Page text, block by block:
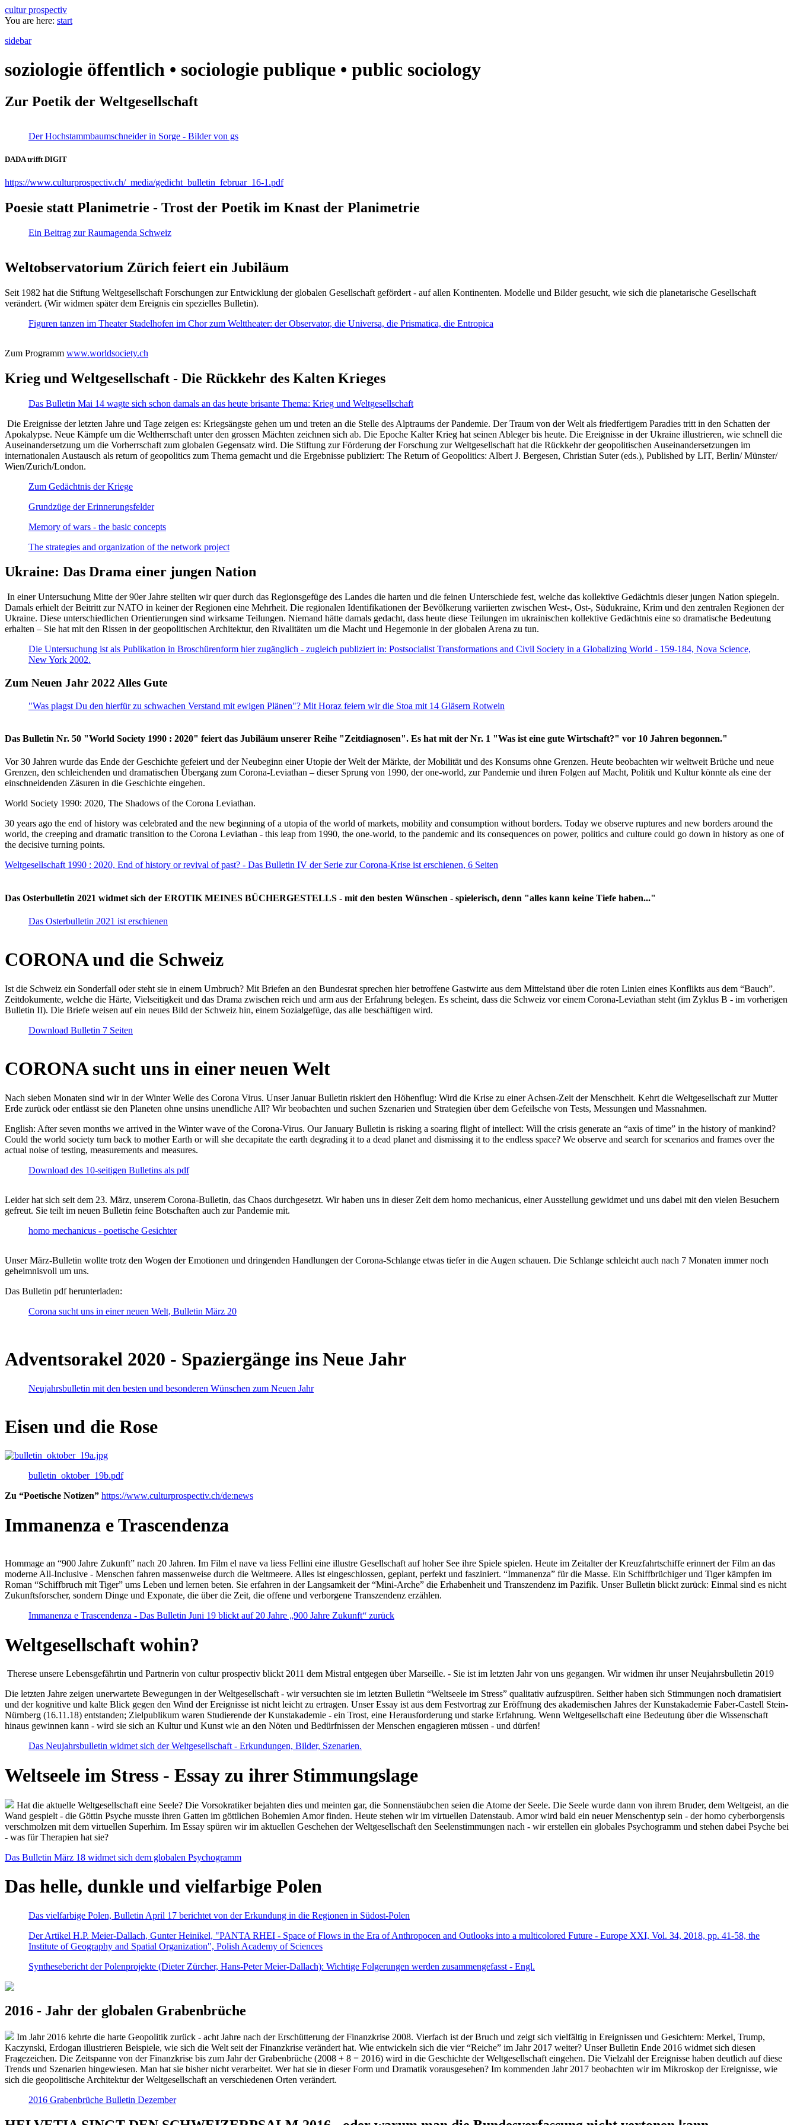
cultur prospectiv
You are here: start
sidebar
soziologie öffentlich • sociologie publique • public sociology
Zur Poetik der Weltgesellschaft
Der Hochstammbaumschneider in Sorge - Bilder von gs
DADA trifft DIGIT
https://www.culturprospectiv.ch/_media/gedicht_bulletin_februar_16-1.pdf
Poesie statt Planimetrie - Trost der Poetik im Knast der Planimetrie
Ein Beitrag zur Raumagenda Schweiz
Weltobservatorium Zürich feiert ein Jubiläum
Seit 1982 hat die Stiftung Weltgesellschaft Forschungen zur Entwicklung der globalen Gesellschaft gefördert - auf allen Kontinenten. Modelle und Bilder gesucht, wie sich die planetarische Gesellschaft
verändert. (Wir widmen später dem Ereignis ein spezielles Bulletin).
Figuren tanzen im Theater Stadelhofen im Chor zum Welttheater: der Observator, die Universa, die Prismatica, die Entropica
Zum Programm www.worldsociety.ch
Krieg und Weltgesellschaft - Die Rückkehr des Kalten Krieges
Das Bulletin Mai 14 wagte sich schon damals an das heute brisante Thema: Krieg und Weltgesellschaft
Die Ereignisse der letzten Jahre und Tage zeigen es: Kriegsängste gehen um und treten an die Stelle des Alptraums der Pandemie. Der Traum von der Welt als friedfertigem Paradies tritt in den Schatten der
Apokalypse. Neue Kämpfe um die Weltherrschaft unter den grossen Mächten zeichnen sich ab. Die Epoche Kalter Krieg hat seinen Ableger bis heute. Die Ereignisse in der Ukraine illustrieren, wie schnell die
Auseinandersetzung um die Vorherrschaft zum globalen Gegensatz wird. Die Stiftung zur Förderung der Forschung zur Weltgesellschaft hat die Rückkehr der geopolitischen Auseinandersetzungen im
internationalen Austausch als return of geopolitics zum Thema gemacht und die Ergebnisse publiziert: The Return of Geopolitics: Albert J. Bergesen, Christian Suter (eds.), Published by LIT, Berlin/ Münster/
Wien/Zurich/London.
Zum Gedächtnis der Kriege
Grundzüge der Erinnerungsfelder
Memory of wars - the basic concepts
The strategies and organization of the network project
Ukraine: Das Drama einer jungen Nation
In einer Untersuchung Mitte der 90er Jahre stellten wir quer durch das Regionsgefüge des Landes die harten und die feinen Unterschiede fest, welche das kollektive Gedächtnis dieser jungen Nation spiegeln.
Damals erhielt der Beitritt zur NATO in keiner der Regionen eine Mehrheit. Die regionalen Identifikationen der Bevölkerung variierten zwischen West-, Ost-, Südukraine, Krim und den zentralen Regionen der
Ukraine. Diese unterschiedlichen Orientierungen sind wirksame Teilungen. Niemand hätte damals gedacht, dass heute diese Teilungen im ukrainischen kollektive Gedächtnis eine so dramatische Bedeutung
erhalten – Sie hat mit den Rissen in der geopolitischen Architektur, den Rivalitäten um die Macht und Hegemonie in der globalen Arena zu tun.
Die Untersuchung ist als Publikation in Broschürenform hier zugänglich - zugleich publiziert in: Postsocialist Transformations and Civil Society in a Globalizing World - 159-184, Nova Science,
New York 2002.
Zum Neuen Jahr 2022 Alles Gute
"Was plagst Du den hierfür zu schwachen Verstand mit ewigen Plänen"? Mit Horaz feiern wir die Stoa mit 14 Gläsern Rotwein
Das Bulletin Nr. 50 "World Society 1990 : 2020" feiert das Jubiläum unserer Reihe "Zeitdiagnosen". Es hat mit der Nr. 1 "Was ist eine gute Wirtschaft?" vor 10 Jahren begonnen."
Vor 30 Jahren wurde das Ende der Geschichte gefeiert und der Neubeginn einer Utopie der Welt der Märkte, der Mobilität und des Konsums ohne Grenzen. Heute beobachten wir weltweit Brüche und neue
Grenzen, den schleichenden und dramatischen Übergang zum Corona-Leviathan – dieser Sprung von 1990, der one-world, zur Pandemie und ihren Folgen auf Macht, Politik und Kultur könnte als eine der
einschneidenden Zäsuren in die Geschichte eingehen.
World Society 1990: 2020, The Shadows of the Corona Leviathan.
30 years ago the end of history was celebrated and the new beginning of a utopia of the world of markets, mobility and consumption without borders. Today we observe ruptures and new borders around the
world, the creeping and dramatic transition to the Corona Leviathan - this leap from 1990, the one-world, to the pandemic and its consequences on power, politics and culture could go down in history as one of
the decisive turning points.
Weltgesellschaft 1990 : 2020, End of history or revival of past? - Das Bulletin IV der Serie zur Corona-Krise ist erschienen, 6 Seiten
Das Osterbulletin 2021 widmet sich der EROTIK MEINES BÜCHERGESTELLS - mit den besten Wünschen - spielerisch, denn "alles kann keine Tiefe haben..."
Das Osterbulletin 2021 ist erschienen
CORONA und die Schweiz
Ist die Schweiz ein Sonderfall oder steht sie in einem Umbruch? Mit Briefen an den Bundesrat sprechen hier betroffene Gastwirte aus dem Mittelstand über die roten Linien eines Konflikts aus dem “Bauch”.
Zeitdokumente, welche die Härte, Vielseitigkeit und das Drama zwischen reich und arm aus der Erfahrung belegen. Es scheint, dass die Schweiz vor einem Corona-Leviathan steht (im Zyklus B - im vorherigen
Bulletin II). Die Briefe weisen auf ein neues Bild der Schweiz hin, einem Sozialgefüge, das alle beschäftigen wird.
Download Bulletin 7 Seiten
CORONA sucht uns in einer neuen Welt
Nach sieben Monaten sind wir in der Winter Welle des Corona Virus. Unser Januar Bulletin riskiert den Höhenflug: Wird die Krise zu einer Achsen-Zeit der Menschheit. Kehrt die Weltgesellschaft zur Mutter
Erde zurück oder entlässt sie den Planeten ohne unsins unendliche All? Wir beobachten und suchen Szenarien und Strategien über dem Gefeilsche von Tests, Messungen und Massnahmen.
English: After seven months we arrived in the Winter wave of the Corona-Virus. Our January Bulletin is risking a soaring flight of intellect: Will the crisis generate an “axis of time” in the history of mankind?
Could the world society turn back to mother Earth or will she decapitate the earth degrading it to a dead planet and dismissing it to the endless space? We observe and search for scenarios and frames over the
actual noise of testing, measurements and measures.
Download des 10-seitigen Bulletins als pdf
Leider hat sich seit dem 23. März, unserem Corona-Bulletin, das Chaos durchgesetzt. Wir haben uns in dieser Zeit dem homo mechanicus, einer Ausstellung gewidmet und uns dabei mit den vielen Besuchern
gefreut. Sie teilt im neuen Bulletin feine Botschaften auch zur Pandemie mit.
homo mechanicus - poetische Gesichter
Unser März-Bulletin wollte trotz den Wogen der Emotionen und dringenden Handlungen der Corona-Schlange etwas tiefer in die Augen schauen. Die Schlange schleicht auch nach 7 Monaten immer noch
geheimnisvoll um uns.
Das Bulletin pdf herunterladen:
Corona sucht uns in einer neuen Welt, Bulletin März 20
Adventsorakel 2020 - Spaziergänge ins Neue Jahr
Neujahrsbulletin mit den besten und besonderen Wünschen zum Neuen Jahr
Eisen und die Rose
bulletin_oktober_19b.pdf
Zu “Poetische Notizen” https://www.culturprospectiv.ch/de:news
Immanenza e Trascendenza
Hommage an “900 Jahre Zukunft” nach 20 Jahren. Im Film el nave va liess Fellini eine illustre Gesellschaft auf hoher See ihre Spiele spielen. Heute im Zeitalter der Kreuzfahrtschiffe erinnert der Film an das
moderne All-Inclusive - Menschen fahren massenweise durch die Weltmeere. Alles ist eingeschlossen, geplant, perfekt und fasziniert. “Immanenza” für die Masse. Ein Schiffbrüchiger und Tiger kämpfen im
Roman “Schiffbruch mit Tiger” ums Leben und lernen beten. Sie erfahren in der Langsamkeit der “Mini-Arche” die Erhabenheit und Transzendenz im Pazifik. Unser Bulletin blickt zurück: Einmal sind es nicht
Zukunftsforscher, sondern Dinge und Exponate, die über die Zeit, die offene und verborgene Transzendenz erzählen.
Immanenza e Trascendenza - Das Bulletin Juni 19 blickt auf 20 Jahre „900 Jahre Zukunft“ zurück
Weltgesellschaft wohin?
Therese unsere Lebensgefährtin und Partnerin von cultur prospectiv blickt 2011 dem Mistral entgegen über Marseille. - Sie ist im letzten Jahr von uns gegangen. Wir widmen ihr unser Neujahrsbulletin 2019
Die letzten Jahre zeigen unerwartete Bewegungen in der Weltgesellschaft - wir versuchten sie im letzten Bulletin “Weltseele im Stress” qualitativ aufzuspüren. Seither haben sich Stimmungen noch dramatisiert
und der kognitive und kalte Blick gegen den Wind der Ereignisse ist nicht leicht zu ertragen. Unser Essay ist aus dem Festvortrag zur Eröffnung des akademischen Jahres der Kunstakademie Faber-Castell Stein-
Nürnberg (16.11.18) entstanden; Zielpublikum waren Studierende der Kunstakademie - ein Trost, eine Herausforderung und starke Erfahrung. Wenn Weltgesellschaft eine Bedeutung über die Wissenschaft
hinaus gewinnen kann - wird sie sich an Kultur und Kunst wie an den Nöten und Bedürfnissen der Menschen engagieren müssen - und dürfen!
Das Neujahrsbulletin widmet sich der Weltgesellschaft - Erkundungen, Bilder, Szenarien.
Weltseele im Stress - Essay zu ihrer Stimmungslage
Hat die aktuelle Weltgesellschaft eine Seele? Die Vorsokratiker bejahten dies und meinten gar, die Sonnenstäubchen seien die Atome der Seele. Die Seele wurde dann von ihrem Bruder, dem Weltgeist, an die
Wand gespielt - die Göttin Psyche musste ihren Gatten im göttlichen Bohemien Amor finden. Heute stehen wir im virtuellen Datenstaub. Amor wird bald ein neuer Menschentyp sein - der homo cyberborgensis
verschmolzen mit dem virtuellen Superhirn. Im Essay spüren wir im aktuellen Geschehen der Weltgesellschaft den Seelenstimmungen nach - wir erstellen ein globales Psychogramm und stehen dabei Psyche bei
- was für Therapien hat sie?
Das Bulletin März 18 widmet sich dem globalen Psychogramm
Das helle, dunkle und vielfarbige Polen
Das vielfarbige Polen, Bulletin April 17 berichtet von der Erkundung in die Regionen in Südost-Polen
Der Artikel H.P. Meier-Dallach, Gunter Heinikel, "PANTA RHEI - Space of Flows in the Era of Anthropocen and Outlooks into a multicolored Future - Europe XXI, Vol. 34, 2018, pp. 41-58, the
Institute of Geography and Spatial Organization", Polish Academy of Sciences
Synthesebericht der Polenprojekte (Dieter Zürcher, Hans-Peter Meier-Dallach): Wichtige Folgerungen werden zusammengefasst - Engl.
2016 - Jahr der globalen Grabenbrüche
Im Jahr 2016 kehrte die harte Geopolitik zurück - acht Jahre nach der Erschütterung der Finanzkrise 2008. Vierfach ist der Bruch und zeigt sich vielfältig in Ereignissen und Gesichtern: Merkel, Trump,
Kaczynski, Erdogan illustrieren Beispiele, wie sich die Welt seit der Finanzkrise verändert hat. Wie entwickeln sich die vier “Reiche” im Jahr 2017 weiter? Unser Bulletin Ende 2016 widmet sich diesen
Fragezeichen. Die Zeitspanne von der Finanzkrise bis zum Jahr der Grabenbrüche (2008 + 8 = 2016) wird in die Geschichte der Weltgesellschaft eingehen. Die Vielzahl der Ereignisse haben deutlich auf diese
Trends und Szenarien hingewiesen. Man hat sie bisher nicht verarbeitet. Wer hat sie in dieser Form und Dramatik vorausgesehen? Im kommenden Jahr 2017 beobachten wir im Mikroskop der Ereignisse, wie
sich die geopolitische Architektur der Weltgesellschaft an verschiedenen Orten verändert.
2016 Grabenbrüche Bulletin Dezember